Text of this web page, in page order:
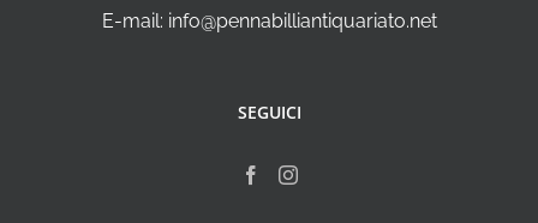
E-mail: info@pennabilliantiquariato.net
SEGUICI